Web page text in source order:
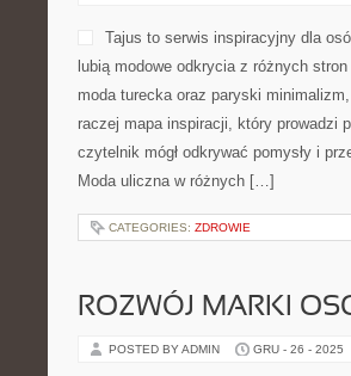
Tajus to serwis inspiracyjny dla
lubią modowe odkrycia z różnych
moda turecka oraz paryski
raczej mapa inspiracji, który prowadzi
czytelnik mógł odkrywać pomysły i
Moda uliczna w różnych […]
CATEGORIES: ZDROWIE
ROZWÓJ MARKI
POSTED BY ADMIN GRU - 26 - 2025